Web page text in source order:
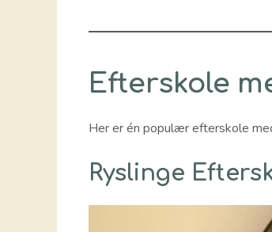
Efterskole
Her er én populær efterskole
Ryslinge